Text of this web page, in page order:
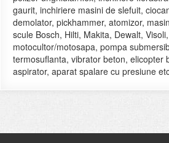
gaurit, inchiriere masini de slefuit,
demolator, pickhammer, atomizor,
scule Bosch, Hilti, Makita, Dewalt,
motocultor/motosapa, pompa
termosuflanta, vibrator beton, elicopter
aspirator, aparat spalare cu presiune